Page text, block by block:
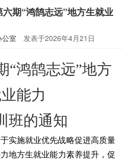
期“鸿鹄志远”地方生就业
室 发表于2026年4月21日
“鸿鹄志远”地方
能力
班的通知
于实施就业优先战略促进高质量
力地方生就业能力素养提升，促